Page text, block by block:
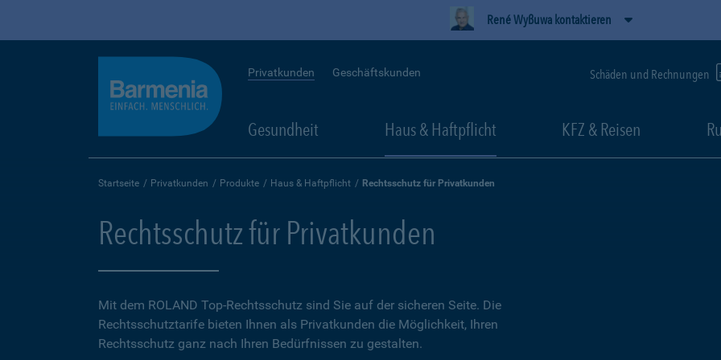
René Wyßuwa kontaktieren
Privatkunden Geschäftskunden Schäden und Rechnungen
Gesundheit Haus & Haftpflicht KFZ & Reisen
Startseite Privatkunden Produkte Haus & Haftpflicht Rechtsschutz für Privatkunden
Rechtsschutz für Privatkunden
Mit dem ROLAND Top-Rechtsschutz sind Sie auf der sicheren Seite. Die
Rechtsschutztarife bieten Ihnen als Privatkunden die Möglichkeit, Ihren
Rechtsschutz ganz nach Ihren Bedürfnissen zu gestalten.